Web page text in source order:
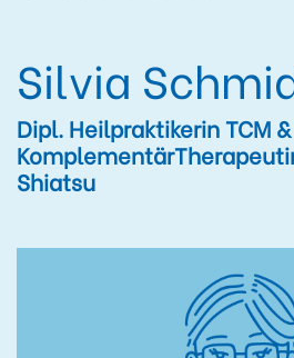
Silvia
Dipl. Heilpraktikerin TCM &
Shiatsu